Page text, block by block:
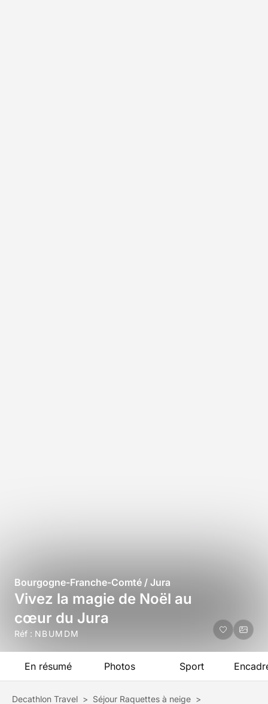
Bourgogne-Franche-Comté / Jura
Vivez la magie de Noël au
cœur du Jura
Réf : NBUMDM
En résumé Photos Sport
Decathlon Travel > Séjour Raquettes à neige >